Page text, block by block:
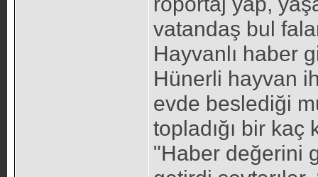
vatandaş bul
Hayvanlı haber
Hünerli hayvan
evde beslediği
topladığı bir
"Haber değerini